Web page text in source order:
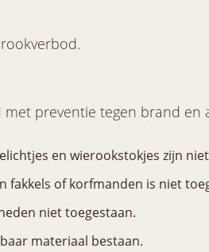
preventie tegen brand
en wierookstokjes zijn
of korfmanden is niet
niet toegestaan.
materiaal bestaan.